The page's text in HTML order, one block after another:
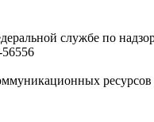
службе по